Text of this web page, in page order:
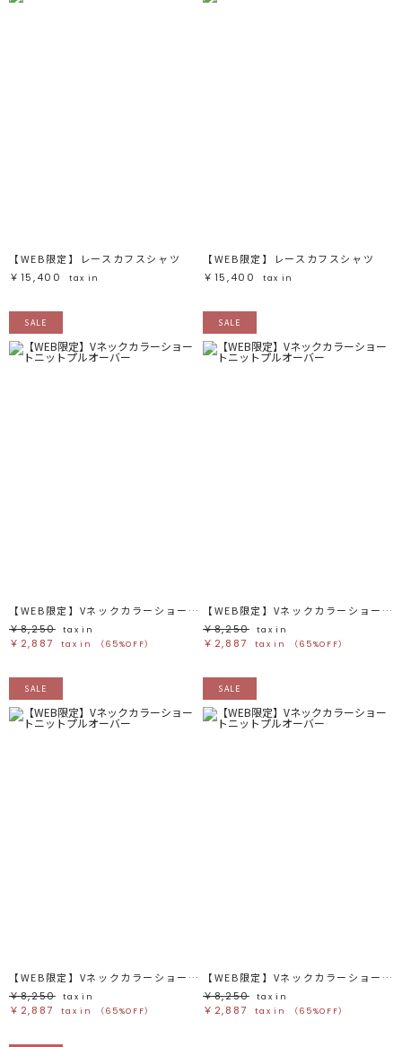
【WEB限定】レースカフスシャツ
￥15,400
tax in
【WEB限定】レースカフスシャツ
￥15,400
tax in
SALE
【WEB限定】Vネックカラーショートニットプルオーバー
￥8,250
tax in
￥2,887 tax in （65%OFF）
SALE
【WEB限定】Vネックカラーショートニットプルオーバー
￥8,250
tax in
￥2,887 tax in （65%OFF）
SALE
【WEB限定】Vネックカラーショートニットプルオーバー
￥8,250
tax in
￥2,887 tax in （65%OFF）
SALE
【WEB限定】Vネックカラーショートニットプルオーバー
￥8,250
tax in
￥2,887 tax in （65%OFF）